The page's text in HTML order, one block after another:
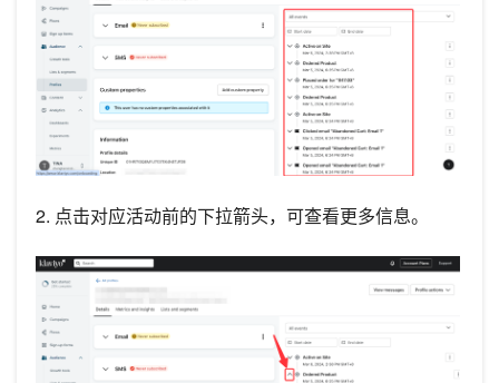
2. 点击对应活动前的下拉箭头，可查看更多信息。